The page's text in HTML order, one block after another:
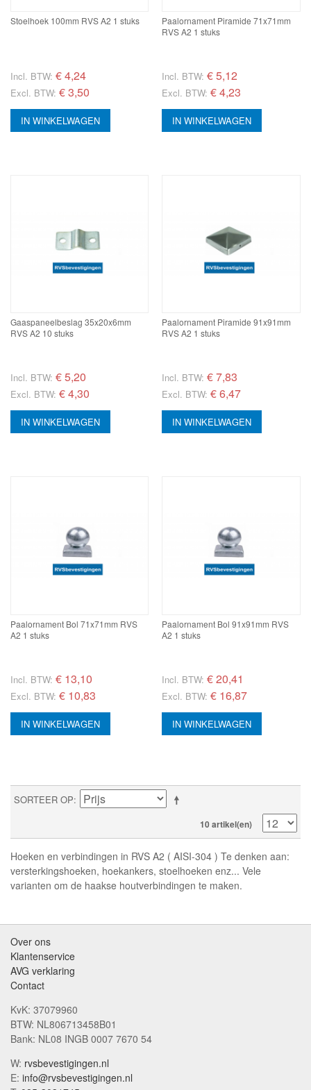
Stoelhoek 100mm RVS A2 1 stuks
Incl. BTW: €4,24
Excl. BTW: € 3,50
IN WINKELWAGEN
Paalornament Piramide 71x71mm
RVS A2 1 stuks
Incl. BTW: €5,12
Excl. BTW: € 4,23
IN WINKELWAGEN
Gaaspaneelbeslag 35x20x6mm
RVS A2 10 stuks
Incl. BTW: €5,20
Excl. BTW: € 4,30
IN WINKELWAGEN
Paalornament Piramide 91x91mm
RVS A2 1 stuks
Incl. BTW: €7,83
Excl. BTW: € 6,47
IN WINKELWAGEN
Paalornament Bol 71x71mm RVS
A2 1 stuks
Incl. BTW: € 13,10
Excl. BTW: € 10,83
IN WINKELWAGEN
Paalornament Bol 91x91mm RVS
A2 1 stuks
Incl. BTW: €20,41
Excl. BTW: € 16,87
IN WINKELWAGEN
SORTEER OP
10 artikel(en)
Hoeken en verbindingen in RVS A2 ( AISI-304 ) Te denken aan:
versterkingshoeken, hoekankers, stoelhoeken enz... Vele
varianten om de haakse houtverbindingen te maken.
Over ons
Klantenservice
AVG verklaring
Contact
KvK: 37079960
BTW: NL806713458B01
Bank: NL08 INGB 0007 7670 54
W: rvsbevestigingen.nl
E: info@rvsbevestigingen.nl